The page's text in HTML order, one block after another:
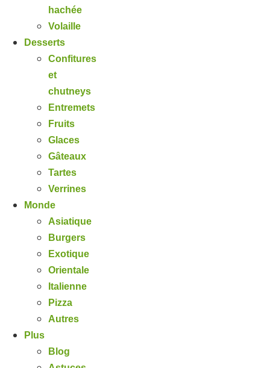
hachée
Volaille
Desserts
Confitures
et
chutneys
Entremets
Fruits
Glaces
Gâteaux
Tartes
Verrines
Monde
Asiatique
Burgers
Exotique
Orientale
Italienne
Pizza
Autres
Plus
Blog